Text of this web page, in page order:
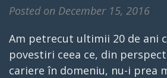
Posted on December 15, 2016
Am petrecut ultimii 20 de ani
povestiri ceea ce, din
cariere în domeniu, nu-i prea